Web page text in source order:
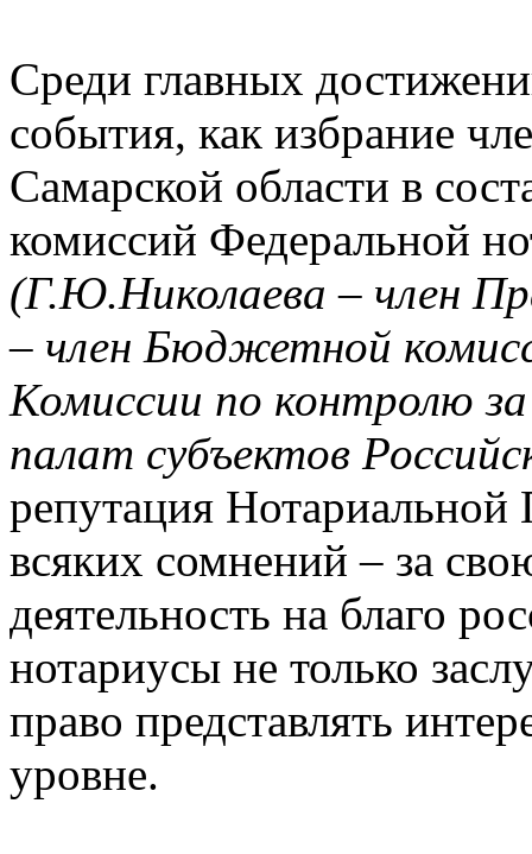
Среди главных
события, как избрание
Самарской области в
комиссий Федеральной
(Г.Ю.Николаева – член
– член Бюджетной
Комиссии по контролю
палат субъектов
репутация Нотариальной
всяких сомнений – за
деятельность на благо
нотариусы не только
право представлять
уровне.